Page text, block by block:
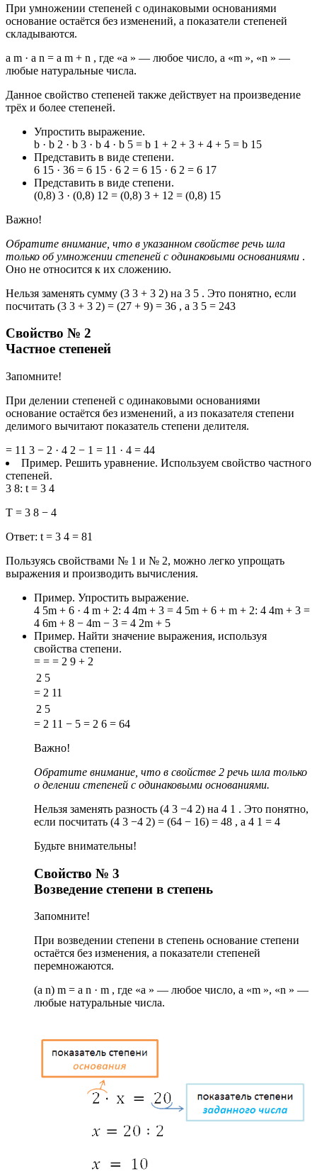
При умножении степеней с одинаковыми основаниями
основание остаётся без изменений, а показатели степеней
складываются.
a m · a n = a m + n , где «a » — любое число, а «m », «n » —
любые натуральные числа.
Данное свойство степеней также действует на произведение
трёх и более степеней.
Упростить выражение.
b · b 2 · b 3 · b 4 · b 5 = b 1 + 2 + 3 + 4 + 5 = b 15
Представить в виде степени.
6 15 · 36 = 6 15 · 6 2 = 6 15 · 6 2 = 6 17
Представить в виде степени.
(0,8) 3 · (0,8) 12 = (0,8) 3 + 12 = (0,8) 15
Важно!
Обратите внимание, что в указанном свойстве речь шла
только об умножении степеней с одинаковыми основаниями .
Оно не относится к их сложению.
Нельзя заменять сумму (3 3 + 3 2) на 3 5 . Это понятно, если
посчитать (3 3 + 3 2) = (27 + 9) = 36 , а 3 5 = 243
Свойство № 2
Частное степеней
Запомните!
При делении степеней с одинаковыми основаниями
основание остаётся без изменений, а из показателя степени
делимого вычитают показатель степени делителя.
= 11 3 − 2 · 4 2 − 1 = 11 · 4 = 44
Пример. Решить уравнение. Используем свойство частного
степеней.
3 8: t = 3 4
T = 3 8 − 4
Ответ: t = 3 4 = 81
Пользуясь свойствами № 1 и № 2, можно легко упрощать
выражения и производить вычисления.
Пример. Упростить выражение.
4 5m + 6 · 4 m + 2: 4 4m + 3 = 4 5m + 6 + m + 2: 4 4m + 3 =
4 6m + 8 − 4m − 3 = 4 2m + 5
Пример. Найти значение выражения, используя
свойства степени.
= = = 2 9 + 2
2 5
= 2 11
2 5
= 2 11 − 5 = 2 6 = 64
Важно!
Обратите внимание, что в свойстве 2 речь шла только
о делении степеней с одинаковыми основаниями.
Нельзя заменять разность (4 3 −4 2) на 4 1 . Это понятно,
если посчитать (4 3 −4 2) = (64 − 16) = 48 , а 4 1 = 4
Будьте внимательны!
Свойство № 3
Возведение степени в степень
Запомните!
При возведении степени в степень основание степени
остаётся без изменения, а показатели степеней
перемножаются.
(a n) m = a n · m , где «a » — любое число, а «m », «n » —
любые натуральные числа.